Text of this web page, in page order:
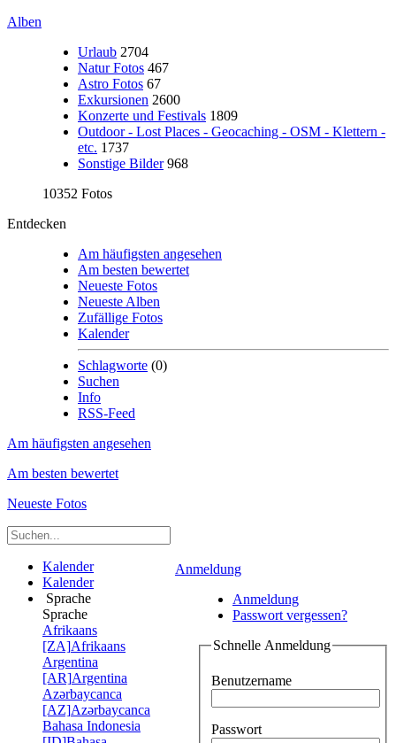
Alben
Urlaub 2704
Natur Fotos 467
Astro Fotos 67
Exkursionen 2600
Konzerte und Festivals 1809
Outdoor - Lost Places - Geocaching - OSM - Klettern -
etc. 1737
Sonstige Bilder 968
10352 Fotos
Entdecken
Am häufigsten angesehen
Am besten bewertet
Neueste Fotos
Neueste Alben
Zufällige Fotos
Kalender
Schlagworte (0)
Suchen
Info
RSS-Feed
Am häufigsten angesehen
Am besten bewertet
Neueste Fotos
Anmeldung
Anmeldung
Passwort vergessen?
Schnelle Anmeldung
Benutzername
Passwort
Kalender
Kalender
Sprache
Sprache
Afrikaans
[ZA]Afrikaans
Argentina
[AR]Argentina
Azərbaycanca
[AZ]Azərbaycanca
Bahasa Indonesia